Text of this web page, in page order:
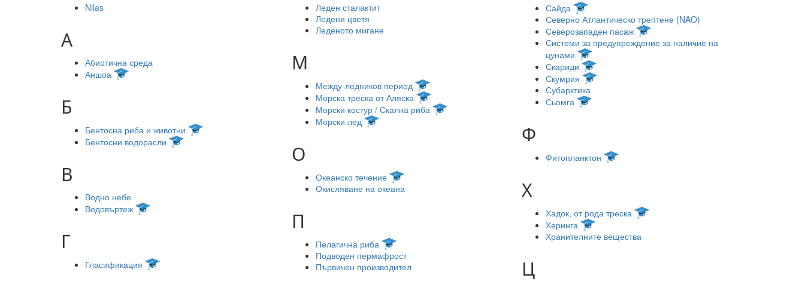
Nilas
А
Абиотична среда
Аншоа
Б
Бентосна риба и животни
Бентосни водорасли
В
Водно небе
Водовъртеж
Г
Гласификация
Леден сталактит
Ледени цветя
Леденото мигане
М
Между-ледников период
Морска треска от Аляска
Морски костур / Скална риба
Морски лед
О
Океанско течение
Окисляване на океана
П
Пелагична риба
Подводен пермафрост
Първичен производител
Сайда
Северно Атлантическо трептене (NAO)
Северозападен пасаж
Системи за предупреждение за наличие на
цунами
Скариди
Скумрия
Субарктика
Сьомга
Ф
Фитопланктон
Х
Хадок, от рода треска
Херинга
Хранителните вещества
Ц